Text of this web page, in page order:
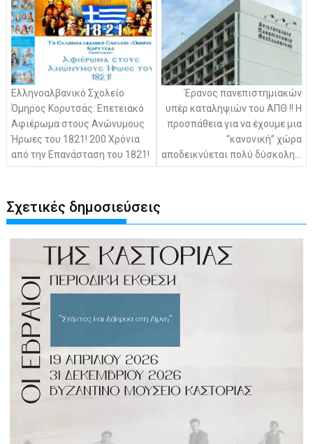
Ελληνοαλβανικό Σχολείο
Όμηρος Κορυτσάς: Επετειακό
Αφιέρωμα στους Ανώνυμους
Ήρωες του 1821! 200 Χρόνια
από την Επανάσταση του 1821!
Έρανος πανεπιστημιακών
υπέρ καταληψιών του ΑΠΘ !! Η
προσπάθεια για να έχουμε μια
“κανονική” χώρα
αποδεικνύεται πολύ δύσκολη…
Σχετικές δημοσιεύσεις